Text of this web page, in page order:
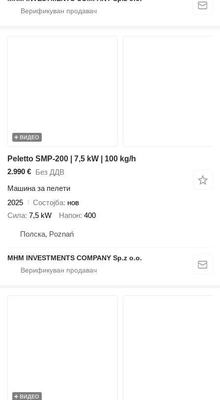
ВИДЕО
Peletto SMP-200 | 7,5 kW | 100 kg/h
2.990 € Без ДДВ
Машина за пелети
2025
Состојба нов
Сила 7,5 kW Напон 400
Полска, Poznań
MHM INVESTMENTS COMPANY Sp.z o.o.
ВИДЕО